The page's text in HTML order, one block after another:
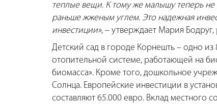
теплые вещи. К тому же малышу теперь не
раньше жженым углем. Это надежная
инвестиции», – утверждает Мария
Детский сад в городе Корнешть – одно
отопительной системе, работающей на
биомасса». Кроме того, дошкольное
Солнца. Европейские инвестиции в
составляют 65.000 евро. Вклад местного